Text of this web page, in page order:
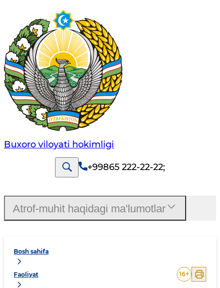
Buxoro viloyati hokimligi
+99865 222-22-22;
Bosh sahifa
Faoliyat 16+
Atrof-muhit haqidagi ma'lumotlar